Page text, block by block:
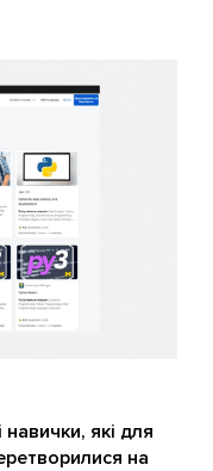
навички, які для
на